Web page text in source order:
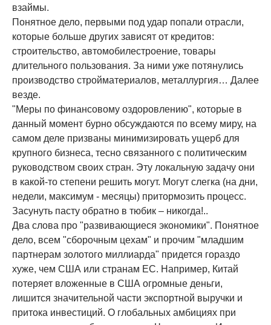
взаймы.
Понятное дело, первыми под удар попали отрасли,
которые больше других зависят от кредитов:
строительство, автомобилестроение, товары
длительного пользования. За ними уже потянулись
производство стройматериалов, металлургия… Далее
везде.
"Меры по финансовому оздоровлению", которые в
данный момент бурно обсуждаются по всему миру, на
самом деле призваны минимизировать ущерб для
крупного бизнеса, тесно связанного с политическим
руководством своих стран. Эту локальную задачу они
в какой-то степени решить могут. Могут слегка (на дни,
недели, максимум - месяцы) притормозить процесс.
Засунуть пасту обратно в тюбик – никогда!..
Два слова про "развивающиеся экономики". Понятное
дело, всем "сборочным цехам" и прочим "младшим
партнерам золотого миллиарда" придется гораздо
хуже, чем США или странам ЕС. Например, Китай
потеряет вложенные в США огромные деньги,
лишится значительной части экспортной выручки и
притока инвестиций. О глобальных амбициях при